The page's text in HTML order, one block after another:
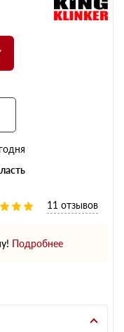
11 отзывов
Подробнее